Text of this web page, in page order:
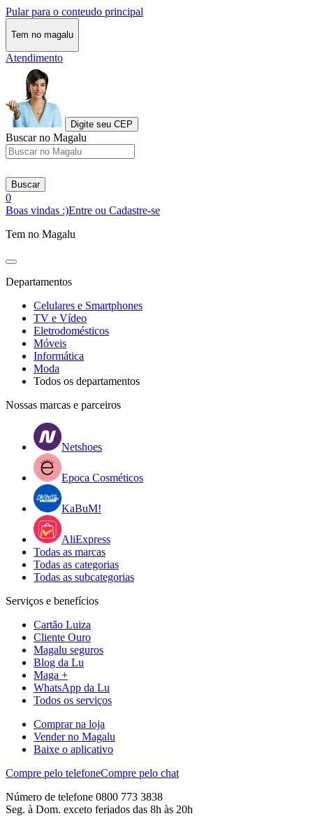
Pular para o conteudo principal
Tem no magalu
Atendimento
Digite seu CEP
Buscar no Magalu
Buscar
0
Boas vindas :)Entre ou Cadastre-se
Tem no Magalu
Departamentos
Celulares e Smartphones
TV e Vídeo
Eletrodomésticos
Móveis
Informática
Moda
Todos os departamentos
Nossas marcas e parceiros
Netshoes
Epoca Cosméticos
KaBuM!
AliExpress
Todas as marcas
Todas as categorias
Todas as subcategorias
Serviços e benefícios
Cartão Luiza
Cliente Ouro
Magalu seguros
Blog da Lu
Maga +
WhatsApp da Lu
Todos os serviços
Comprar na loja
Vender no Magalu
Baixe o aplicativo
Compre pelo telefoneCompre pelo chat
Número de telefone 0800 773 3838
Seg. à Dom. exceto feriados das 8h às 20h